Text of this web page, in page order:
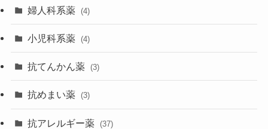
婦人科系薬 (4)
小児科系薬 (4)
抗てんかん薬 (3)
抗めまい薬 (3)
抗アレルギー薬 (37)